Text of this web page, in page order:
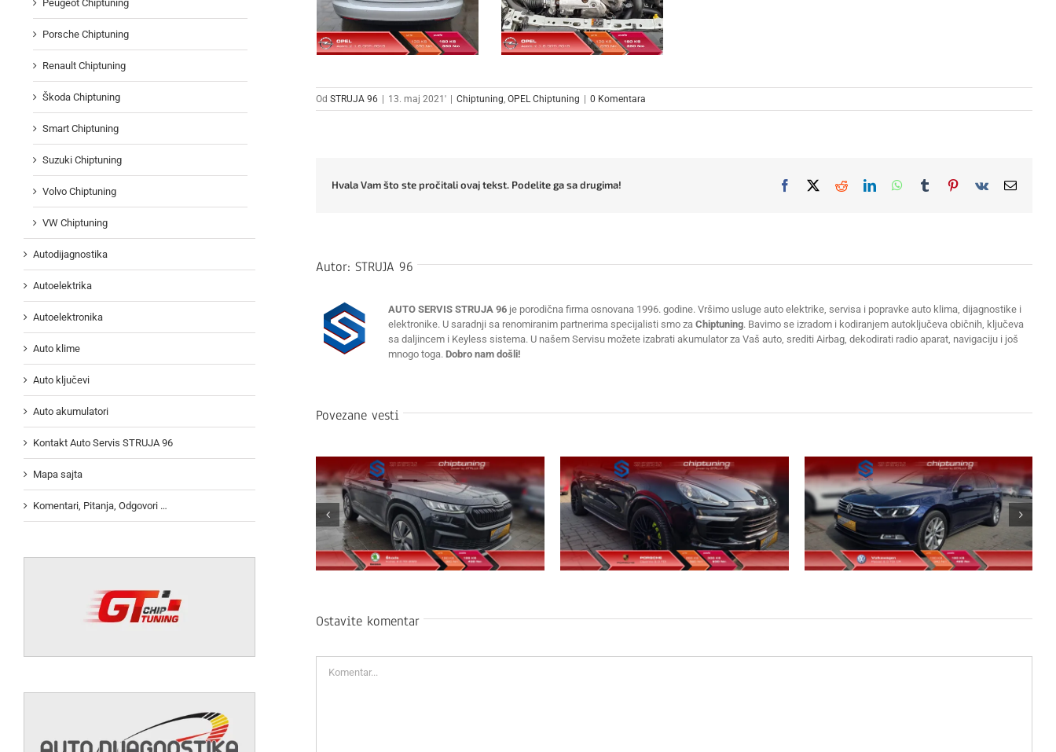
OdSTRUJA 96 | 13. maj 2021' | Chiptuning ,OPEL Chiptuning | 0 Komentara
Hvala Vam što ste pročitali ovaj tekst. Podelite ga sa drugima! Facebook RedditLinkedInWhatsApp
Tumblr Pinterest
Vk Email
Autor:STRUJA 96
AUTO SERVIS STRUJA 96 je porodična firma osnovana 1996. godine. Vršimo usluge auto elektrike, servisa i popravke auto klima, dijagnostike i
elektronike. U saradnji sa renomiranim partnerima specijalisti smo zaChiptuning. Bavimo se izradom i kodiranjem autoključeva običnih, ključeva
sa daljincem i Keyless sistema. U našem Servisu možete izabrati akumulator za Vaš auto, srediti Airbag, dekodirati radio aparat, navigaciju i još
mnogo toga.Dobro nam došli!
Povezane vesti
Škoda Kodiaq 2.0 TDI 2023 Chiptuning
Volkswagen Passat 2.0 TDI CR
Chiptuning
Ostavite komentar
Peugeot Chiptuning
Porsche Chiptuning
Renault Chiptuning
Škoda Chiptuning
Smart Chiptuning
Suzuki Chiptuning
Volvo Chiptuning
VW Chiptuning
Autodijagnostika
Autoelektrika
Autoelektronika
Auto klime
Auto ključevi
Auto akumulatori
Kontakt Auto Servis STRUJA 96
Mapa sajta
Komentari, Pitanja, Odgovori …